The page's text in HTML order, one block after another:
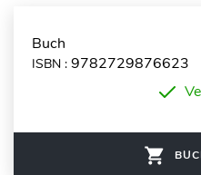
Buch
ISBN : 9782729876623